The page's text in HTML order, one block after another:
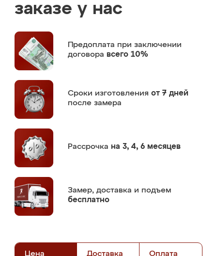
заказе у нас
Предоплата при заключении
договора всего 10%
Сроки изготовления от 7 дней
после замера
Рассрочка на 3, 4, 6 месяцев
Замер, доставка и подъем
бесплатно
Цена Доставка Оплата